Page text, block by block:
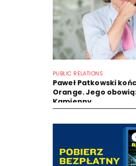
PUBLIC RELATIONS
Paweł Patkowski
Orange. Jego
Kamienny